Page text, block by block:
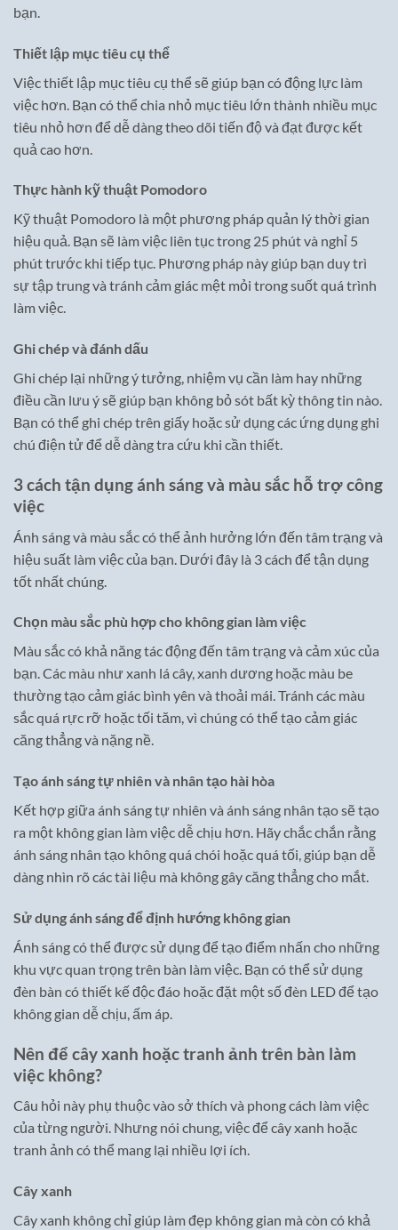
bạn.
Thiết lập mục tiêu cụ thể
Việc thiết lập mục tiêu cụ thể sẽ giúp bạn có động lực làm
việc hơn. Bạn có thể chia nhỏ mục tiêu lớn thành nhiều mục
tiêu nhỏ hơn để dễ dàng theo dõi tiến độ và đạt được kết
quả cao hơn.
Thực hành kỹ thuật Pomodoro
Kỹ thuật Pomodoro là một phương pháp quản lý thời gian
hiệu quả. Bạn sẽ làm việc liên tục trong 25 phút và nghỉ 5
phút trước khi tiếp tục. Phương pháp này giúp bạn duy trì
sự tập trung và tránh cảm giác mệt mỏi trong suốt quá trình
làm việc.
Ghi chép và đánh dấu
Ghi chép lại những ý tưởng, nhiệm vụ cần làm hay những
điều cần lưu ý sẽ giúp bạn không bỏ sót bất kỳ thông tin nào.
Bạn có thể ghi chép trên giấy hoặc sử dụng các ứng dụng ghi
chú điện tử để dễ dàng tra cứu khi cần thiết.
3 cách tận dụng ánh sáng và màu sắc hỗ trợ công
việc
Ánh sáng và màu sắc có thể ảnh hưởng lớn đến tâm trạng và
hiệu suất làm việc của bạn. Dưới đây là 3 cách để tận dụng
tốt nhất chúng.
Chọn màu sắc phù hợp cho không gian làm việc
Màu sắc có khả năng tác động đến tâm trạng và cảm xúc của
bạn. Các màu như xanh lá cây, xanh dương hoặc màu be
thường tạo cảm giác bình yên và thoải mái. Tránh các màu
sắc quá rực rỡ hoặc tối tăm, vì chúng có thể tạo cảm giác
căng thẳng và nặng nề.
Tạo ánh sáng tự nhiên và nhân tạo hài hòa
Kết hợp giữa ánh sáng tự nhiên và ánh sáng nhân tạo sẽ tạo
ra một không gian làm việc dễ chịu hơn. Hãy chắc chắn rằng
ánh sáng nhân tạo không quá chói hoặc quá tối, giúp bạn dễ
dàng nhìn rõ các tài liệu mà không gây căng thẳng cho mắt.
Sử dụng ánh sáng để định hướng không gian
Ánh sáng có thể được sử dụng để tạo điểm nhấn cho những
khu vực quan trọng trên bàn làm việc. Bạn có thể sử dụng
đèn bàn có thiết kế độc đáo hoặc đặt một số đèn LED để tạo
không gian dễ chịu, ấm áp.
Nên để cây xanh hoặc tranh ảnh trên bàn làm
việc không?
Câu hỏi này phụ thuộc vào sở thích và phong cách làm việc
của từng người. Nhưng nói chung, việc để cây xanh hoặc
tranh ảnh có thể mang lại nhiều lợi ích.
Cây xanh
Cây xanh không chỉ giúp làm đẹp không gian mà còn có khả